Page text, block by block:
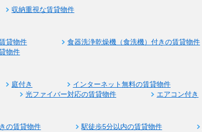
収納重視な賃貸物件
貸物件 食器洗浄乾燥機（食洗機）付きの賃貸物件
物件
庭付き インターネット無料の賃貸物件
光ファイバー対応の賃貸物件 エアコン付き
の賃貸物件 駅徒歩5分以内の賃貸物件